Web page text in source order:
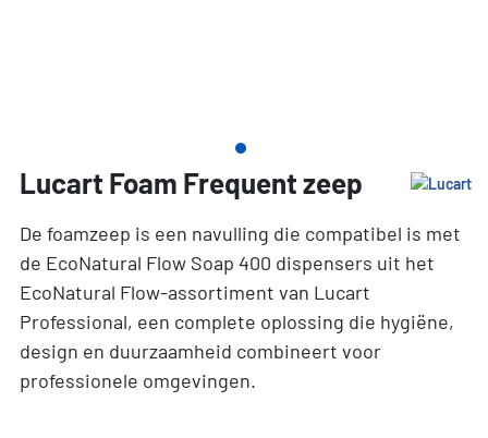
Lucart Foam Frequent zeep
De foamzeep is een navulling die compatibel is met
de EcoNatural Flow Soap 400 dispensers uit het
EcoNatural Flow-assortiment van Lucart
Professional, een complete oplossing die hygiëne,
design en duurzaamheid combineert voor
professionele omgevingen.